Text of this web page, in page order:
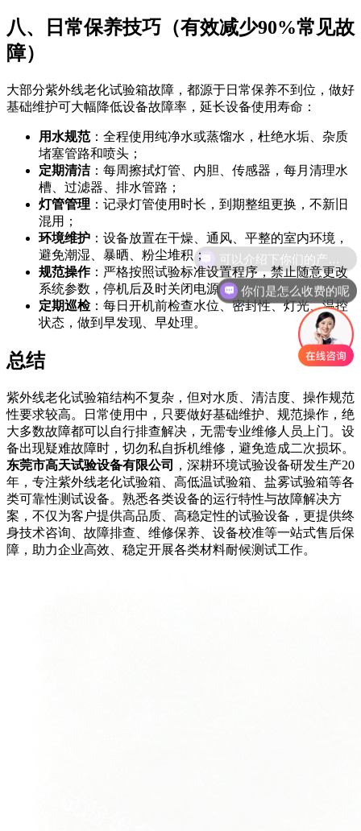
八、日常保养技巧（有效减少90%常见故
障）
大部分紫外线老化试验箱故障，都源于日常保养不到位，做好
基础维护可大幅降低设备故障率，延长设备使用寿命：
用水规范：全程使用纯净水或蒸馏水，杜绝水垢、杂质
堵塞管路和喷头；
定期清洁：每周擦拭灯管、内胆、传感器，每月清理水
槽、过滤器、排水管路；
灯管管理 ：记录灯管使用时长，到期整组更换，不新旧
混用；
环境维护 ：设备放置在干燥、通风、平整的室内环境，
避免潮湿、暴晒、粉尘堆积；
规范操作：严格按照试验标准设置程序，禁止随意更改
系统参数，停机后及时关闭电源；
定期巡检：每日开机前检查水位、密封性、灯光、温控
状态，做到早发现、早处理。
总结
紫外线老化试验箱结构不复杂，但对水质、清洁度、操作规范
性要求较高。日常使用中，只要做好基础维护、规范操作，绝
大多数故障都可以自行排查解决，无需专业维修人员上门。设
备出现疑难故障时，切勿私自拆机维修，避免造成二次损坏。
东莞市高天试验设备有限公司
，深耕环境试验设备研发生产20
年，专注紫外线老化试验箱、高低温试验箱、盐雾试验箱等各
类可靠性测试设备。熟悉各类设备的运行特性与故障解决方
案，不仅为客户提供高品质、高稳定性的试验设备，更提供终
身技术咨询、故障排查、维修保养、设备校准等一站式售后保
障，助力企业高效、稳定开展各类材料耐候测试工作。
你们是怎么收费的呢